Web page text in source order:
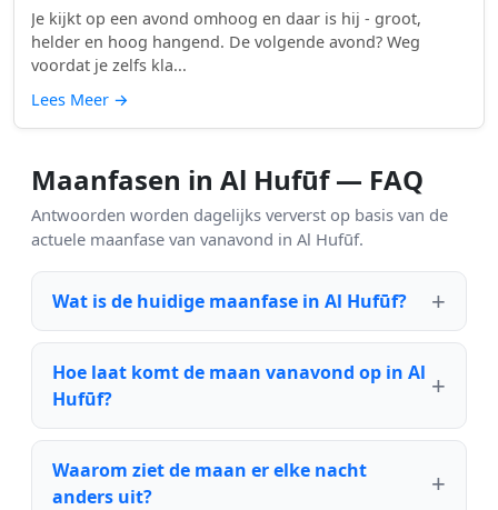
Je kijkt op een avond omhoog en daar is hij - groot,
helder en hoog hangend. De volgende avond? Weg
voordat je zelfs kla...
Lees Meer →
Maanfasen in Al Hufūf — FAQ
Antwoorden worden dagelijks ververst op basis van de
actuele maanfase van vanavond in Al Hufūf.
Wat is de huidige maanfase in Al Hufūf?
Hoe laat komt de maan vanavond op in Al
Hufūf?
Waarom ziet de maan er elke nacht
anders uit?